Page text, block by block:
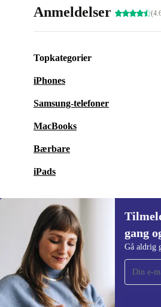
Anmeldelser
Topkategorier
iPhones
Samsung-telefoner
MacBooks
Bærbare
iPads
gang
Gå aldrig
Tilmeld dig vores
gang og spar 115
Gå aldrig glip af et